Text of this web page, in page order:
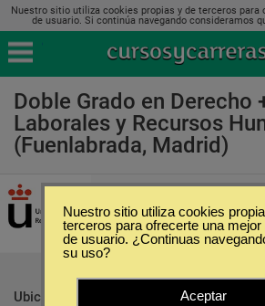
Nuestro sitio utiliza cookies propias y de terceros para
de usuario. Si continúa navegando consideramos
Doble Grado en Derecho
Laborales y Recursos
(Fuenlabrada, Madrid)
Universidad Rey
Ubicación:
Fuenlabrada - Madrid
Nuestro sitio utiliza cookies
terceros para ofrecerte una
de usuario. ¿Continuas
su uso?
Aceptar